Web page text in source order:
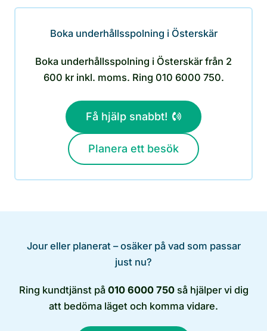
Boka underhållsspolning i Österskär
Boka underhållsspolning i Österskär från 2
600 kr inkl. moms. Ring 010 6000 750.
Få hjälp snabbt!
Planera ett besök
Jour eller planerat – osäker på vad som passar
just nu?
Ring kundtjänst på 010 6000 750så hjälper vi dig
att bedöma läget och komma vidare.